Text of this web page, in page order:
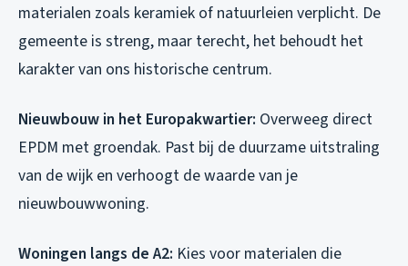
materialen zoals keramiek of natuurleien verplicht. De
gemeente is streng, maar terecht, het behoudt het
karakter van ons historische centrum.
Nieuwbouw in het Europakwartier: Overweeg direct
EPDM met groendak. Past bij de duurzame uitstraling
van de wijk en verhoogt de waarde van je
nieuwbouwwoning.
Woningen langs de A2: Kies voor materialen die